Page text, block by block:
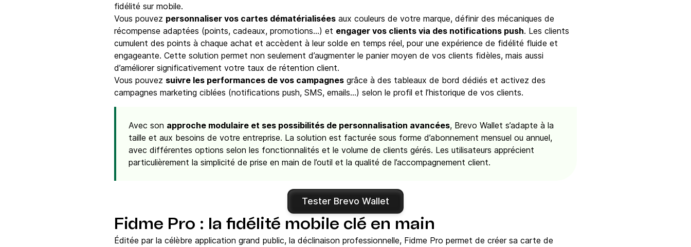
fidélité sur mobile.
Vous pouvez personnaliser vos cartes dématérialisées aux couleurs de votre marque, définir des mécaniques de
récompense adaptées (points, cadeaux, promotions…) et engager vos clients via des notifications push. Les clients
cumulent des points à chaque achat et accèdent à leur solde en temps réel, pour une expérience de fidélité fluide et
engageante. Cette solution permet non seulement d’augmenter le panier moyen de vos clients fidèles, mais aussi
d’améliorer significativement votre taux de rétention client.
Vous pouvez suivre les performances de vos campagnes grâce à des tableaux de bord dédiés et activez des
campagnes marketing ciblées (notifications push, SMS, emails…) selon le profil et l’historique de vos clients.
Avec son approche modulaire et ses possibilités de personnalisation avancées, Brevo Wallet s’adapte à la
taille et aux besoins de votre entreprise. La solution est facturée sous forme d’abonnement mensuel ou annuel,
avec différentes options selon les fonctionnalités et le volume de clients gérés. Les utilisateurs apprécient
particulièrement la simplicité de prise en main de l’outil et la qualité de l’accompagnement client.
Tester Brevo Wallet
Fidme Pro : la fidélité mobile clé en main
Éditée par la célèbre application grand public, la déclinaison professionnelle, Fidme Pro permet de créer sa carte de